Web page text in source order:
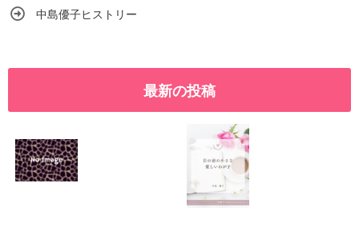
中島優子ヒストリー
最新の投稿